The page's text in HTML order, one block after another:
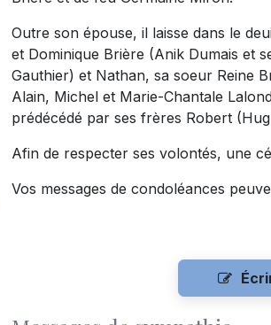
Outre son épouse, il laisse dans le
et Dominique Brière (Anik Dumais et
Gauthier) et Nathan, sa soeur Reine
Alain, Michel et Marie-Chantale
prédécédé par ses frères Robert
Afin de respecter ses volontés, une
Vos messages de condoléances